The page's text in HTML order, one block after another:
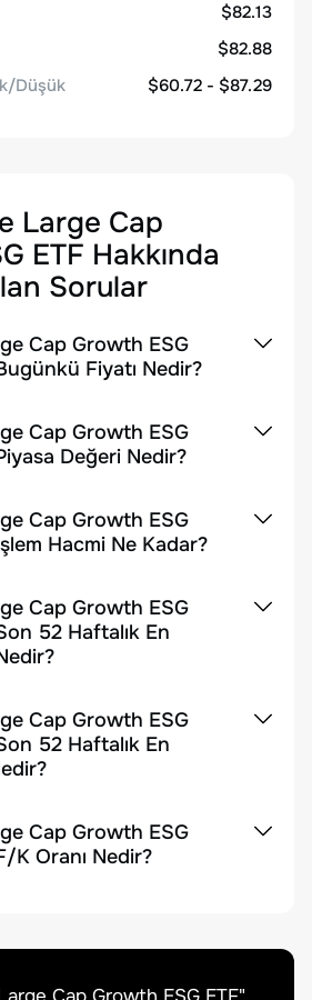
$82.13
$82.88
Düşük
$60.72 - $87.29
Large Cap
ETF Hakkında
Sorular
Cap Growth ESG
Fiyatı Nedir?
Cap Growth ESG
Değeri Nedir?
Cap Growth ESG
Hacmi Ne Kadar?
Cap Growth ESG
52 Haftalık En
Cap Growth ESG
52 Haftalık En
Cap Growth ESG
K Oranı Nedir?